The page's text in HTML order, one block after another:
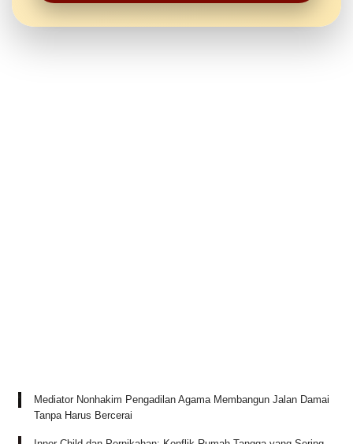
Mediator Nonhakim Pengadilan Agama Membangun Jalan Damai
Tanpa Harus Bercerai